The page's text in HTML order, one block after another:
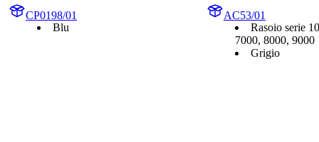
CP0198/01
Blu
AC53/01
Rasoio serie
7000, 8000, 9000
Grigio